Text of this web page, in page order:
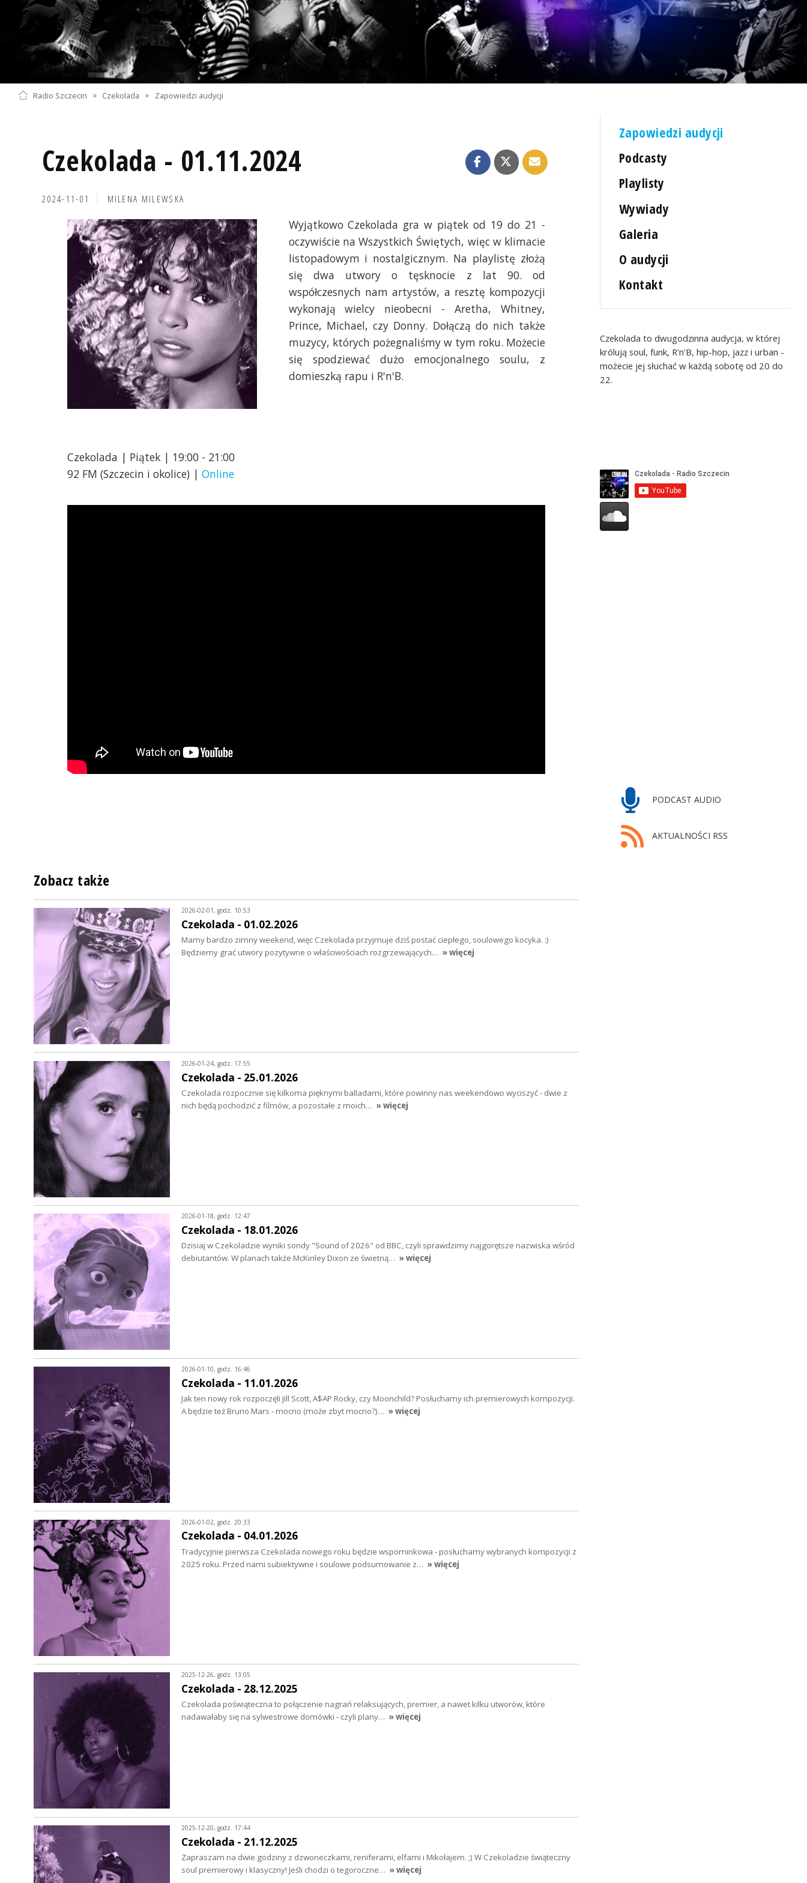
Radio Szczecin » Czekolada » Zapowiedzi audycji
Czekolada - 01.11.2024
2024-11-01 MILENA MILEWSKA
Wyjątkowo Czekolada gra w piątek od 19 do 21 -
oczywiście na Wszystkich Świętych, więc w klimacie
listopadowym i nostalgicznym. Na playlistę złożą
się dwa utwory o tęsknocie z lat 90. od
współczesnych nam artystów, a resztę kompozycji
wykonają wielcy nieobecni - Aretha, Whitney,
Prince, Michael, czy Donny. Dołączą do nich także
muzycy, których pożegnaliśmy w tym roku. Możecie
się spodziewać dużo emocjonalnego soulu, z
domieszką rapu i R'n'B.
Czekolada | Piątek | 19:00 - 21:00
92 FM (Szczecin i okolice) | Online
Zapowiedzi audycji
Podcasty
Playlisty
Wywiady
Galeria
O audycji
Kontakt
Czekolada to dwugodzinna audycja, w której
królują soul, funk, R'n'B, hip-hop, jazz i urban -
możecie jej słuchać w każdą sobotę od 20 do
22.
PODCAST AUDIO
AKTUALNOŚCI RSS
Zobacz także
2026-02-01, godz. 10:53
Czekolada - 01.02.2026
Mamy bardzo zimny weekend, więc Czekolada przyjmuje dziś postać ciepłego, soulowego kocyka. :)
Będziemy grać utwory pozytywne o właściwościach rozgrzewających… » więcej
2026-01-24, godz. 17:55
Czekolada - 25.01.2026
Czekolada rozpocznie się kilkoma pięknymi balladami, które powinny nas weekendowo wyciszyć - dwie z
nich będą pochodzić z filmów, a pozostałe z moich… » więcej
2026-01-18, godz. 12:47
Czekolada - 18.01.2026
Dzisiaj w Czekoladzie wyniki sondy "Sound of 2026" od BBC, czyli sprawdzimy najgorętsze nazwiska wśród
debiutantów. W planach także McKinley Dixon ze świetną… » więcej
2026-01-10, godz. 16:46
Czekolada - 11.01.2026
Jak ten nowy rok rozpoczęli Jill Scott, A$AP Rocky, czy Moonchild? Posłuchamy ich premierowych kompozycji.
A będzie też Bruno Mars - mocno (może zbyt mocno?)… » więcej
2026-01-02, godz. 20:33
Czekolada - 04.01.2026
Tradycyjnie pierwsza Czekolada nowego roku będzie wspominkowa - posłuchamy wybranych kompozycji z
2025 roku. Przed nami subiektywne i soulowe podsumowanie z… » więcej
2025-12-26, godz. 13:05
Czekolada - 28.12.2025
Czekolada poświąteczna to połączenie nagrań relaksujących, premier, a nawet kilku utworów, które
nadawałaby się na sylwestrowe domówki - czyli plany… » więcej
2025-12-20, godz. 17:44
Czekolada - 21.12.2025
Zapraszam na dwie godziny z dzwoneczkami, reniferami, elfami i Mikołajem. ;) W Czekoladzie świąteczny
soul premierowy i klasyczny! Jeśli chodzi o tegoroczne… » więcej